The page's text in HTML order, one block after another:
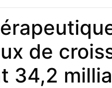
de
34,2